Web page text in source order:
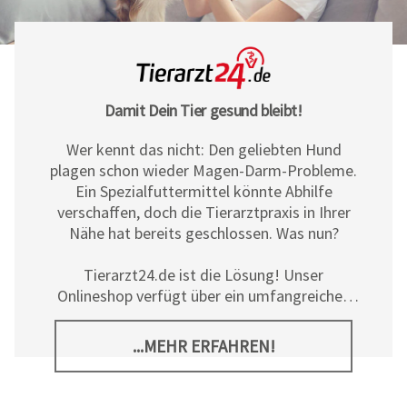
Damit Dein Tier gesund bleibt!
Wer kennt das nicht: Den geliebten Hund
plagen schon wieder Magen-Darm-Probleme.
Ein Spezialfuttermittel könnte Abhilfe
verschaffen, doch die Tierarztpraxis in Ihrer
Nähe hat bereits geschlossen. Was nun?
Tierarzt24.de ist die Lösung! Unser
Onlineshop verfügt über ein umfangreiches
Sortiment an Diät- und
Ergänzungsfuttermitteln, Pflegeprodukten
sowie allerlei tierischem Zubehör für Hunde,
Katzen und Pferde. Neben den hochwertigen
...MEHR ERFAHREN!